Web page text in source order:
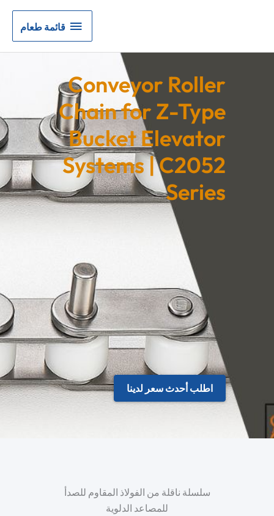
قائمة
طعام
قائمة طعام
Conveyor Roller
Chain for Z-Type
Bucket Elevator
Systems | C2052
Series
اطلب أحدث سعر لدينا
سلسلة ناقلة من الفولاذ المقاوم للصدأ
للمصاعد الدلوية